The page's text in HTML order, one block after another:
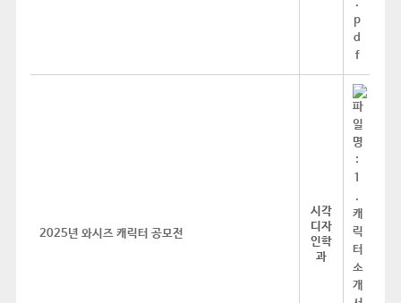
2025년 와시즈 캐릭터 공모전
시각
디자
인학
과